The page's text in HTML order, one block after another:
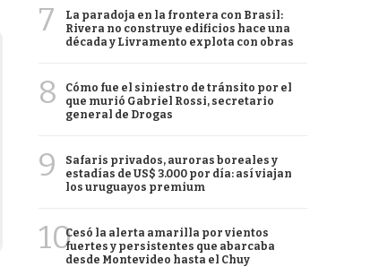
7
La paradoja en la frontera con Brasil:
Rivera no construye edificios hace una
década y Livramento explota con obras
8
Cómo fue el siniestro de tránsito por el
que murió Gabriel Rossi, secretario
general de Drogas
9
Safaris privados, auroras boreales y
estadías de US$ 3.000 por día: así viajan
los uruguayos premium
10Cesó la alerta amarilla por vientos
fuertes y persistentes que abarcaba
desde Montevideo hasta el Chuy